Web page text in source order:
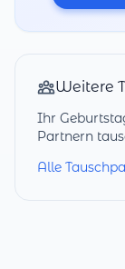
Weitere
Ihr
Partnern
Alle